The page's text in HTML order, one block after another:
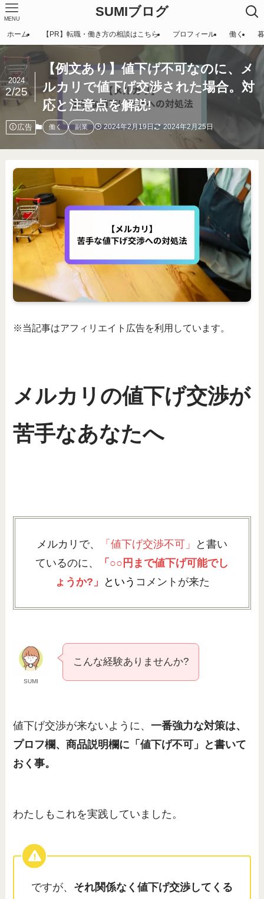
SUMIブログ
MENU
ホーム 【PR】転職・働き方の相談はこちら プロフィール 働く
【例文あり】値下げ不可なのに、メ
ルカリで値下げ交渉された場合。対
応と注意点を解説!
2024
2/25
広告 働く 副業 2024年2月19日 2024年2月25日
※当記事はアフィリエイト広告を利用しています。
メルカリの値下げ交渉が
苦手なあなたへ
メルカリで、 「値下げ交渉不可」
と書い
ているのに、
「○○円まで値下げ可能でし
ょうか?」
という コメントが来た
SUMI
こんな経験ありませんか?
値下げ交渉が来ないように、一番強力な対策は、
プロフ欄、商品説明欄に「値下げ不可」と書いて
おく事。
わたしもこれを実践していました。
ですが、 それ関係なく値下げ交渉してくる